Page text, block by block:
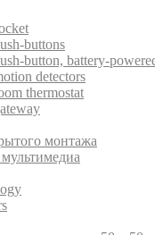
buttons
button, battery-
detectors
thermostat
монтажа